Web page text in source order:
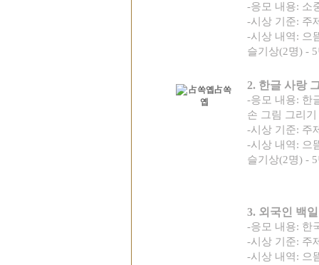
-응모 내용: 소
-시상 기준: 주
-시상 내역: 으
슬기상(2명) - 5
2. 한글 사랑
-응모 내용: 한
손 그림 그리기
-시상 기준: 주
-시상 내역: 으
슬기상(2명) - 5
3. 외국인 백
-응모 내용: 한
-시상 기준: 주
-시상 내역: 으